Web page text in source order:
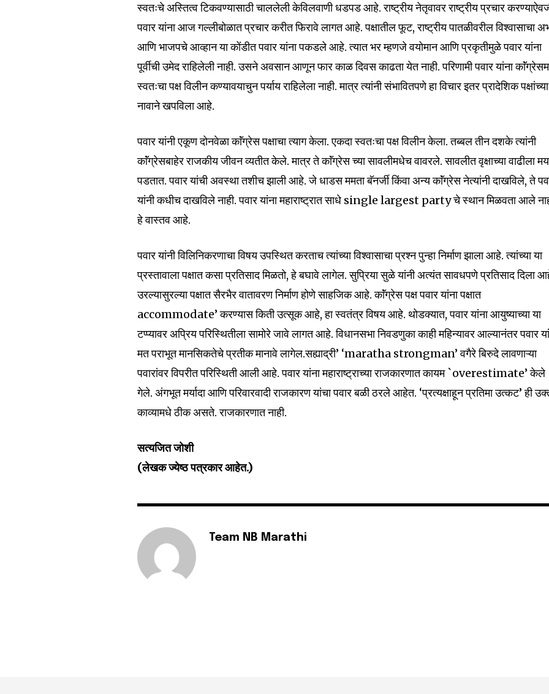
6,300
Fans
32,111
स्वतःचे अस्तित्व टिकवण्यासाठी चाललेली केविलवाणी धडपड आहे. राष्ट्रीय नेतृवावर राष्ट्रीय प्रचार
पवार यांना आज गल्लीबोळात प्रचार करीत फिरावे लागत आहे. पक्षातील फूट, राष्ट्रीय पातळीवरील विश्वासाचा
आणि भाजपचे आव्हान या कोंडीत पवार यांना पकडले आहे. त्यात भर म्हणजे वयोमान आणि प्रकृतीमुळे पवार यांना
पूर्वीची उमेद राहिलेली नाही. उसने अवसान आणून फार काळ दिवस काढता येत नाही. परिणामी पवार यांना
स्वतःचा पक्ष विलीन कण्यावयाचुन पर्याय राहिलेला नाही. मात्र त्यांनी संभावितपणे हा विचार इतर प्रादेशिक पक्षांच्या
नावाने खपविला आहे.
पवार यांनी एकूण दोनवेळा काॅंग्रेस पक्षाचा त्याग केला. एकदा स्वतःचा पक्ष विलीन केला. तब्बल तीन दशके त्यांनी
काॅंग्रेसबाहेर राजकीय जीवन व्यतीत केले. मात्र ते काॅंग्रेस च्या सावलीमधेच वावरले. सावलीत वृक्षाच्या वाढीला
पडतात. पवार यांची अवस्था तशीच झाली आहे. जे धाडस ममता बॅनर्जी किंवा अन्य काॅंग्रेस नेत्यांनी दाखविले, ते
यांनी कधीच दाखविले नाही. पवार यांना महाराष्ट्रात साधे single largest party चे स्थान मिळवता आले
हे वास्तव आहे.
पवार यांनी विलिनिकरणाचा विषय उपस्थित करताच त्यांच्या विश्वासाचा प्रश्न पुन्हा निर्माण झाला आहे. त्यांच्या या
प्रस्तावाला पक्षात कसा प्रतिसाद मिळतो, हे बघावे लागेल. सुप्रिया सुळे यांनी अत्यंत सावधपणे प्रतिसाद दिला
उरल्यासुरल्या पक्षात सैरभैर वातावरण निर्माण होणे साहजिक आहे. काॅंग्रेस पक्ष पवार यांना पक्षात
accommodate’ करण्यास किती उत्सूक आहे, हा स्वतंत्र विषय आहे. थोडक्यात, पवार यांना आयुष्याच्या या
टप्प्यावर अप्रिय परिस्थितीला सामोरे जावे लागत आहे. विधानसभा निवडणुका काही महिन्यावर आल्यानंतर पवार
मत पराभूत मानसिकतेचे प्रतीक मानावे लागेल.सह्याद्री’ ‘maratha strongman’ वगैरे बिरुदे लावणाऱ्या
पवारांवर विपरीत परिस्थिती आली आहे. पवार यांना महाराष्ट्राच्या राजकारणात कायम `overestimate’ केले
गेले. अंगभूत मर्यादा आणि परिवारवादी राजकारण यांचा पवार बळी ठरले आहेत. ‘प्रत्यक्षाहून प्रतिमा उत्कट’ ही
काव्यामधे ठीक असते. राजकारणात नाही.
सत्यजित जोशी
(लेखक ज्येष्ठ पत्रकार आहेत.)
Team NB Marathi